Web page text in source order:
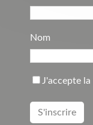
Nom
J'accepte la